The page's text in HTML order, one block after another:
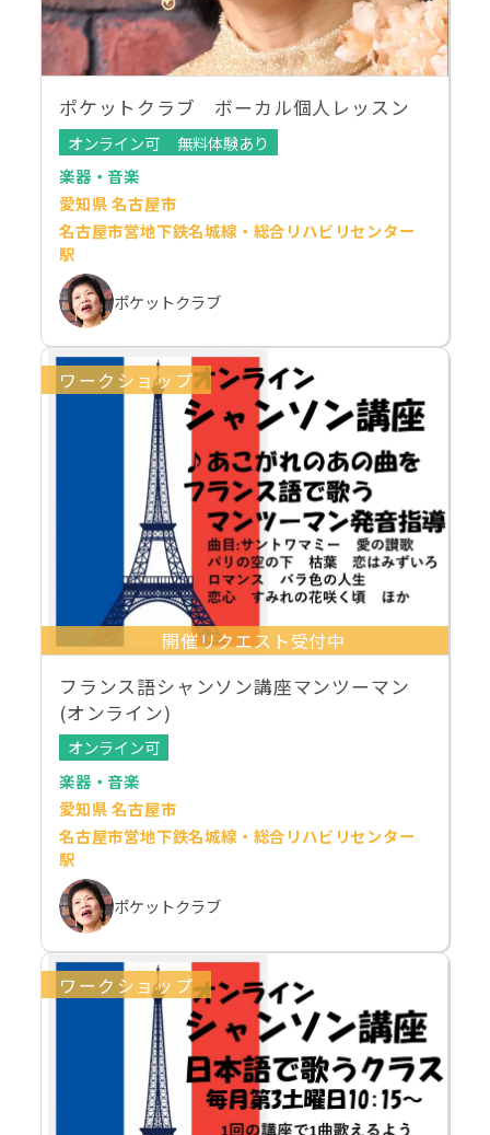
ポケットクラブ ボーカル個人レッスン
オンライン可
無料体験あり
楽器・音楽
愛知県 名古屋市
名古屋市営地下鉄名城線・総合リハビリセンター
駅
ポケットクラブ
ワークショップ
開催リクエスト受付中
フランス語シャンソン講座マンツーマン
(オンライン)
オンライン可
楽器・音楽
愛知県 名古屋市
名古屋市営地下鉄名城線・総合リハビリセンター
駅
ポケットクラブ
ワークショップ